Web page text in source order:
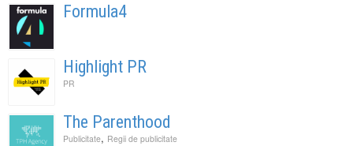
Formula4
Highlight PR
PR
The Parenthood
Publicitate, Regii de publicitate